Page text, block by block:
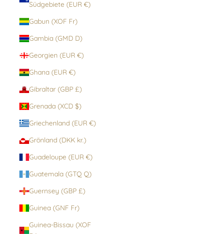
Südgebiete (EUR €)
Gabun (XOF Fr)
Gambia (GMD D)
Georgien (EUR €)
Ghana (EUR €)
Gibraltar (GBP £)
Grenada (XCD $)
Griechenland (EUR €)
Grönland (DKK kr.)
Guadeloupe (EUR €)
Guatemala (GTQ Q)
Guernsey (GBP £)
Guinea (GNF Fr)
Guinea-Bissau (XOF